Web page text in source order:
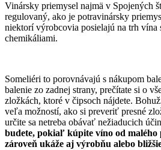
Vinársky priemysel najmä v Spojených
regulovaný, ako je potravinársky
niektorí výrobcovia posielajú na trh vína
chemikáliami.
Someliéri to porovnávajú s nákupom
balenie zo zadnej strany, prečítate si o
zložkách, ktoré v čipsoch nájdete.
veľa možností, ako si preveriť presné
určite sa netreba obávať nežiaducich
budete, pokiaľ kúpite víno od
zároveň ukáže aj výrobňu alebo